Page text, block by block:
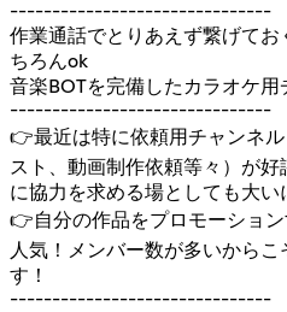
-------------------------------
作業通話でとりあえず繋げて
ちろんok
音楽BOTを完備したカラオケ用
-------------------------------
👉最近は特に依頼用チャンネ
スト、動画制作依頼等々）が
に協力を求める場としても大い
👉自分の作品をプロモーショ
人気！メンバー数が多いから
す！
-------------------------------